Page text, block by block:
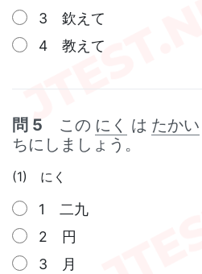
3 欽えて
4 教えて
問 5 この にく は たかい
ちにしましょう。
(1) にく
1 二九
2 円
3 月